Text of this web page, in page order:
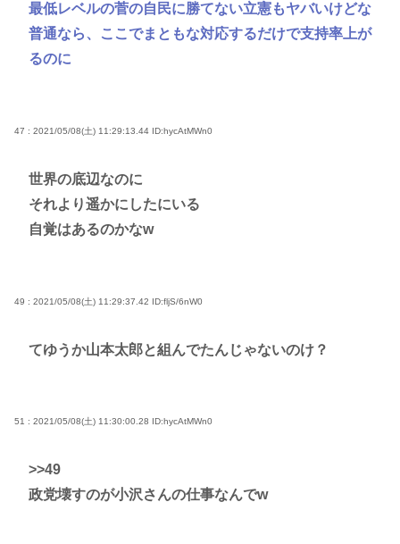
最低レベルの菅の自民に勝てない立憲もヤバいけどな
普通なら、ここでまともな対応するだけで支持率上が
るのに
47 : 2021/05/08(土) 11:29:13.44 ID:hycAtMWn0
世界の底辺なのに
それより遥かにしたにいる
自覚はあるのかなw
49 : 2021/05/08(土) 11:29:37.42 ID:fljS/6nW0
てゆうか山本太郎と組んでたんじゃないのけ？
51 : 2021/05/08(土) 11:30:00.28 ID:hycAtMWn0
>>49
政党壊すのが小沢さんの仕事なんでw